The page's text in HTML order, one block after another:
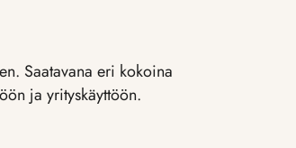
Saatavana eri kokoina
ja yrityskäyttöön.